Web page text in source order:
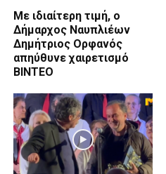
Με ιδιαίτερη τιμή, ο
Δήμαρχος Ναυπλιέων
Δημήτριος Ορφανός
απηύθυνε χαιρετισμό
ΒΙΝΤΕΟ